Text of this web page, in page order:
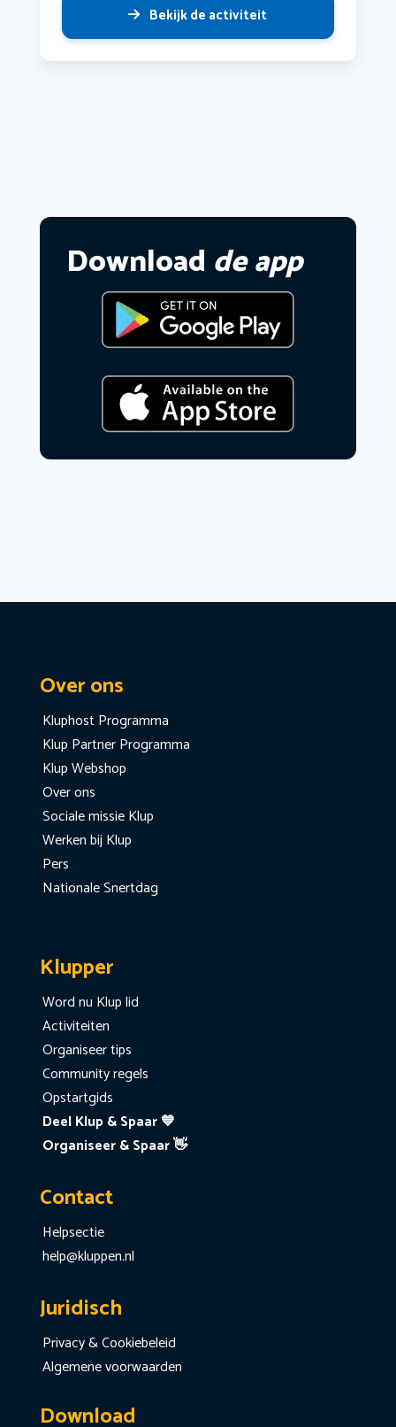
Bekijk de activiteit
Download de app
Over ons
Kluphost Programma
Klup Partner Programma
Klup Webshop
Over ons
Sociale missie Klup
Werken bij Klup
Pers
Nationale Snertdag
Klupper
Word nu Klup lid
Activiteiten
Organiseer tips
Community regels
Opstartgids
Deel Klup & Spaar 💙
Organiseer & Spaar 👋
Contact
Helpsectie
help@kluppen.nl
Juridisch
Privacy & Cookiebeleid
Algemene voorwaarden
Download